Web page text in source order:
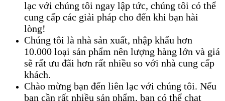
lạc với chúng tôi ngay lập tức, chúng tôi có thể
cung cấp các giải pháp cho đến khi bạn hài
lòng!
Chúng tôi là nhà sản xuất, nhập khẩu hơn
10.000 loại sản phẩm nên lượng hàng lớn và giá
sẽ rất ưu đãi hơn rất nhiều so với nhà cung cấp
khách.
Chào mừng bạn đến liên lạc với chúng tôi. Nếu
bạn cần rất nhiều sản phẩm, bạn có thể chat